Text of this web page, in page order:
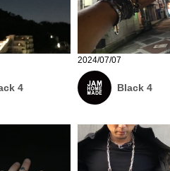
4
2024/07/07
Black 4